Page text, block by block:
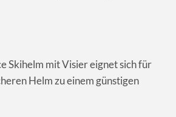
Skihelm mit Visier eignet sich für
Helm zu einem günstigen